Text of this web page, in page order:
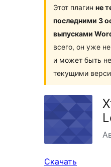
Этот плагин не
последними 3
выпусками
всего, он уже
и может быть
текущими
Скачать